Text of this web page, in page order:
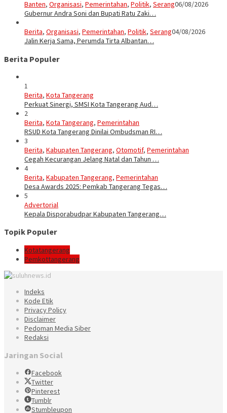
Banten, Organisasi, Pemerintahan, Politik, Serang06/08/2026
Gubernur Andra Soni dan Bupati Ratu Zaki…
Berita, Organisasi, Pemerintahan, Politik, Serang04/08/2026
Jalin Kerja Sama, Perumda Tirta Albantan…
Berita Populer
1
Berita, Kota Tangerang
Perkuat Sinergi, SMSI Kota Tangerang Aud…
2
Berita, Kota Tangerang, Pemerintahan
RSUD Kota Tangerang Dinilai Ombudsman RI…
3
Berita, Kabupaten Tangerang, Otomotif, Pemerintahan
Cegah Kecurangan Jelang Natal dan Tahun …
4
Berita, Kabupaten Tangerang, Pemerintahan
Desa Awards 2025: Pemkab Tangerang Tegas…
5
Advertorial
Kepala Disporabudpar Kabupaten Tangerang…
Topik Populer
Kotatangerang
Pemkottangerang
Indeks
Kode Etik
Privacy Policy
Disclaimer
Pedoman Media Siber
Redaksi
Jaringan Social
Facebook
Twitter
Pinterest
Tumblr
Stumbleupon